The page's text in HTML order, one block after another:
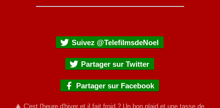
Suivez @TelefilmsdeNoel
Partager sur Twitter
Partager sur Facebook
🎄 C'est l'heure d'hiver et il fait froid ? Un bon plaid et une tasse de